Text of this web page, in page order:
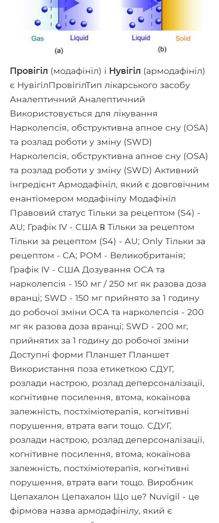
Провігіл (модафініл) і Нувігіл (армодафініл)
є НувігілПровігілТип лікарського засобу
Аналептичний Аналептичний
Використовується для лікування
Нарколепсія, обструктивна апное сну (OSA)
та розлад роботи у зміну (SWD)
Нарколепсія, обструктивна апное сну (OSA)
та розлад роботи у зміну (SWD) Активний
інгредієнт Армодафініл, який є довговічним
енантіомером модафінілу Модафініл
Правовий статус Тільки за рецептом (S4) -
AU; Графік IV - США ℞ Тільки за рецептом
Тільки за рецептом (S4) - AU; Only Тільки за
рецептом - CA; POM - Великобританія;
Графік IV - США Дозування ОСА та
нарколепсія - 150 мг / 250 мг як разова доза
вранці; SWD - 150 мг прийнято за 1 годину
до робочої зміни ОСА та нарколепсія - 200
мг як разова доза вранці; SWD - 200 мг,
прийнятих за 1 годину до робочої зміни
Доступні форми Планшет Планшет
Використання поза етикеткою СДУГ,
розлади настрою, розлад деперсоналізації,
когнітивне посилення, втома, кокаїнова
залежність, постхіміотерапія, когнітивні
порушення, втрата ваги тощо. СДУГ,
розлади настрою, розлад деперсоналізації,
когнітивне посилення, втома, кокаїнова
залежність, постхіміотерапія, когнітивні
порушення, втрата ваги тощо. Виробник
Цепахалон Цепахалон Що це? Nuvigil - це
фірмова назва армодафінілу, який є